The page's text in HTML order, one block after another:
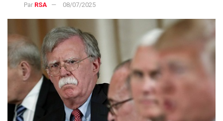
Par RSA 08/07/2025